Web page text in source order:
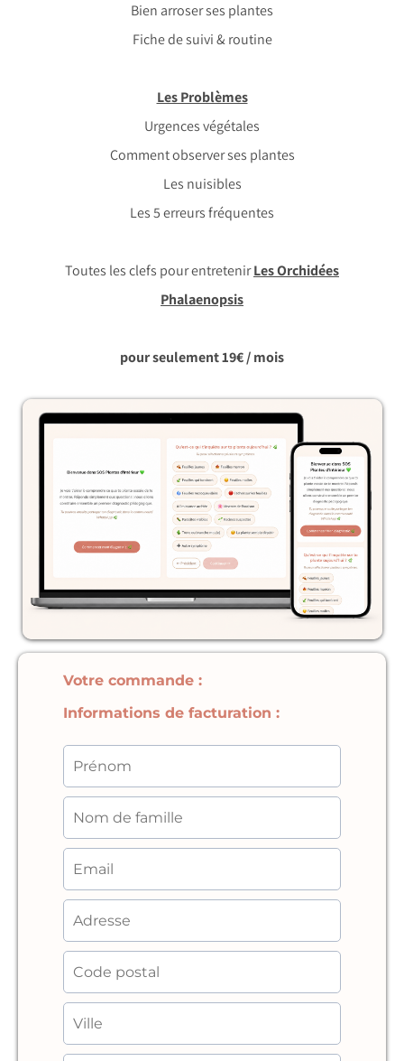
Bien arroser ses plantes
Fiche de suivi & routine
Les Problèmes
Urgences végétales
Comment observer ses plantes
Les nuisibles
Les 5 erreurs fréquentes
Toutes les clefs pour entretenirLes Orchidées
Phalaenopsis
pour seulement 19€ / mois
Votre commande :
Informations de facturation :